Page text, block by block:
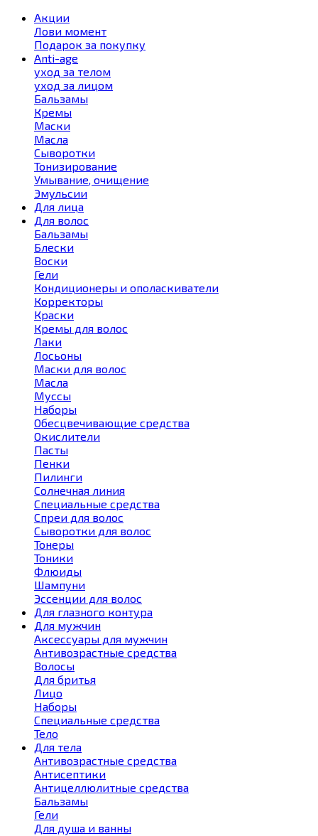
Акции
Лови момент
Подарок за покупку
Anti-age
уход за телом
уход за лицом
Бальзамы
Кремы
Маски
Масла
Сыворотки
Тонизирование
Умывание, очищение
Эмульсии
Для лица
Для волос
Бальзамы
Блески
Воски
Гели
Кондиционеры и ополаскиватели
Корректоры
Краски
Кремы для волос
Лаки
Лосьоны
Маски для волос
Масла
Муссы
Наборы
Обесцвечивающие средства
Окислители
Пасты
Пенки
Пилинги
Солнечная линия
Специальные средства
Спреи для волос
Сыворотки для волос
Тонеры
Тоники
Флюиды
Шампуни
Эссенции для волос
Для глазного контура
Для мужчин
Аксессуары для мужчин
Антивозрастные средства
Волосы
Для бритья
Лицо
Наборы
Специальные средства
Тело
Для тела
Антивозрастные средства
Антисептики
Антицеллюлитные средства
Бальзамы
Гели
Для душа и ванны